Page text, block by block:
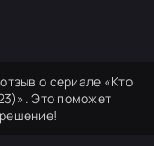
о сериале «Кто
Это поможет